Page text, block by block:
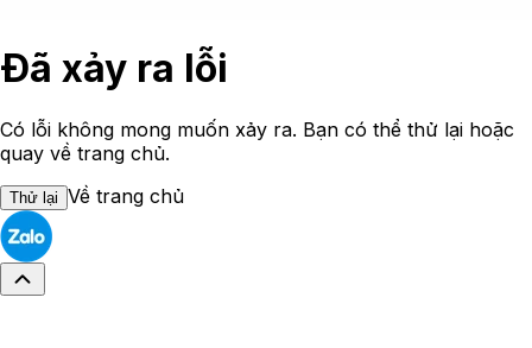
Đã xảy ra lỗi
Có lỗi không mong muốn xảy ra. Bạn có thể thử lại hoặc
quay về trang chủ.
Thử lại Về trang chủ